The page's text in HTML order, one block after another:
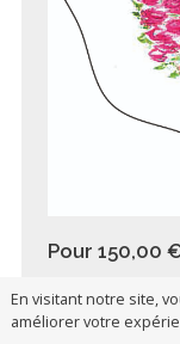
En visitant notre site,
améliorer votre
Pour 150,00
Un dessin